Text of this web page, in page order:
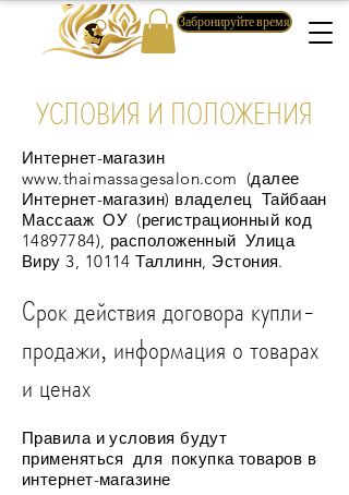
Забронируйте время
УСЛОВИЯ И ПОЛОЖЕНИЯ
Интернет-магазин
www.thaimassagesalon.com (далее
Интернет-магазин) владелец Тайбаан
Массааж ОУ (регистрационный код
14897784) , расположенный Улица
Виру 3, 10114 Таллинн, Эстония.
Срок действия договора купли-
продажи, информация о товарах
и ценах
Правила и условия будут
применяться для покупка товаров в
интернет-магазине